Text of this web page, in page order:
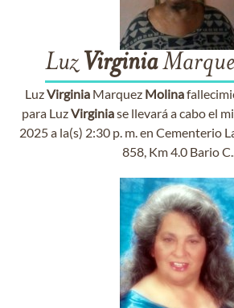
Luz Virginia
LuzVirginiaMarquez Molina
para LuzVirginiase llevará a cabo el
2025 a la(s) 2:30 p. m. en Cementerio
858, Km 4.0 Bario